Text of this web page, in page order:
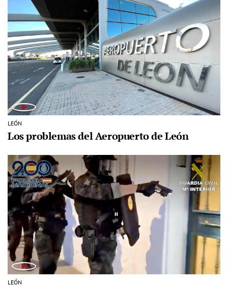
LEÓN
Los problemas del Aeropuerto de León
LEÓN